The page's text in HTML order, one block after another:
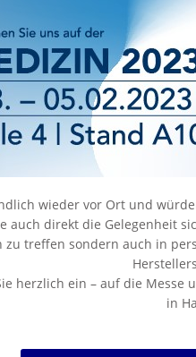
wieder vor Ort und
auch direkt die Gelegenheit
zu treffen sondern auch in
herzlich ein – auf die Messe
in